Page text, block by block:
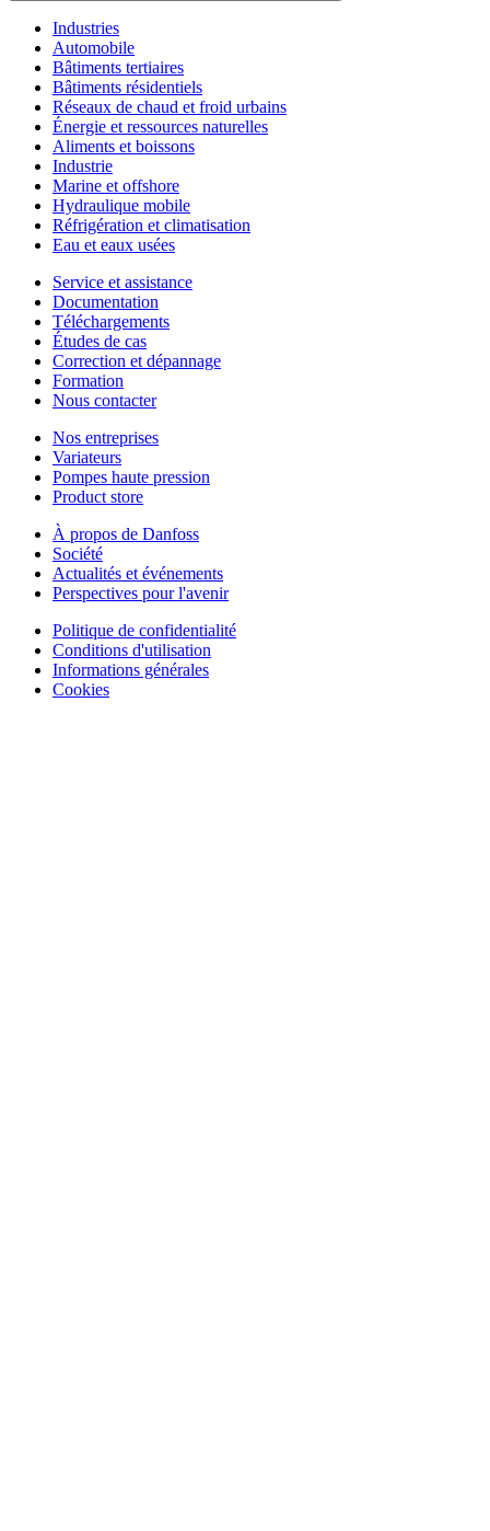
Industries
Automobile
Bâtiments tertiaires
Bâtiments résidentiels
Réseaux de chaud et froid urbains
Énergie et ressources naturelles
Aliments et boissons
Industrie
Marine et offshore
Hydraulique mobile
Réfrigération et climatisation
Eau et eaux usées
Service et assistance
Documentation
Téléchargements
Études de cas
Correction et dépannage
Formation
Nous contacter
Nos entreprises
Variateurs
Pompes haute pression
Product store
À propos de Danfoss
Société
Actualités et événements
Perspectives pour l'avenir
Politique de confidentialité
Conditions d'utilisation
Informations générales
Cookies